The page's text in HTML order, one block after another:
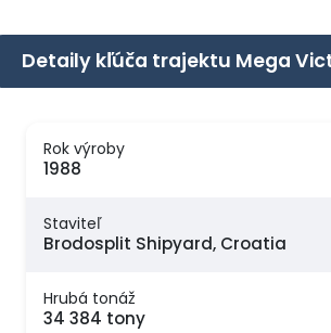
Detaily kľúča trajektu Mega
Rok výroby
1988
Staviteľ
Brodosplit Shipyard, Croatia
Hrubá tonáž
34 384 tony